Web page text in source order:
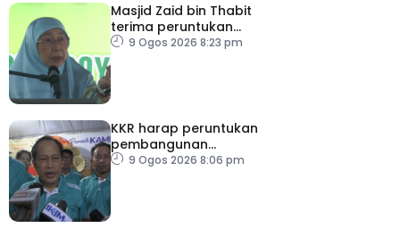
Masjid Zaid bin Thabit
terima peruntukan
RM100,000
9 Ogos 2026 8:23 pm
KKR harap peruntukan
pembangunan
ditingkatkan
9 Ogos 2026 8:06 pm